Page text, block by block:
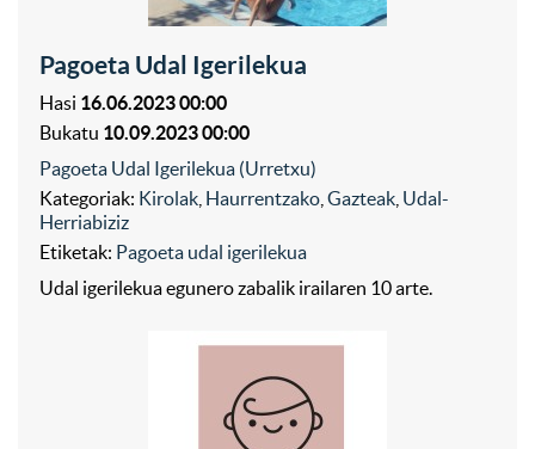
Pagoeta Udal Igerilekua
Hasi 16.06.2023 00:00
Bukatu 10.09.2023 00:00
Pagoeta Udal Igerilekua (Urretxu)
Kategoriak: Kirolak Haurrentzako Gazteak Udal-
Herriabiziz
Etiketak: Pagoeta udal igerilekua
Udal igerilekua egunero zabalik irailaren 10 arte.